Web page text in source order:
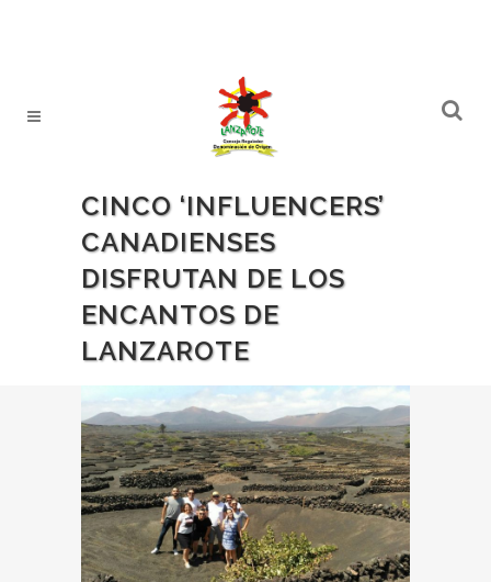
CINCO ‘INFLUENCERS’
CANADIENSES
DISFRUTAN DE LOS
ENCANTOS DE
LANZAROTE